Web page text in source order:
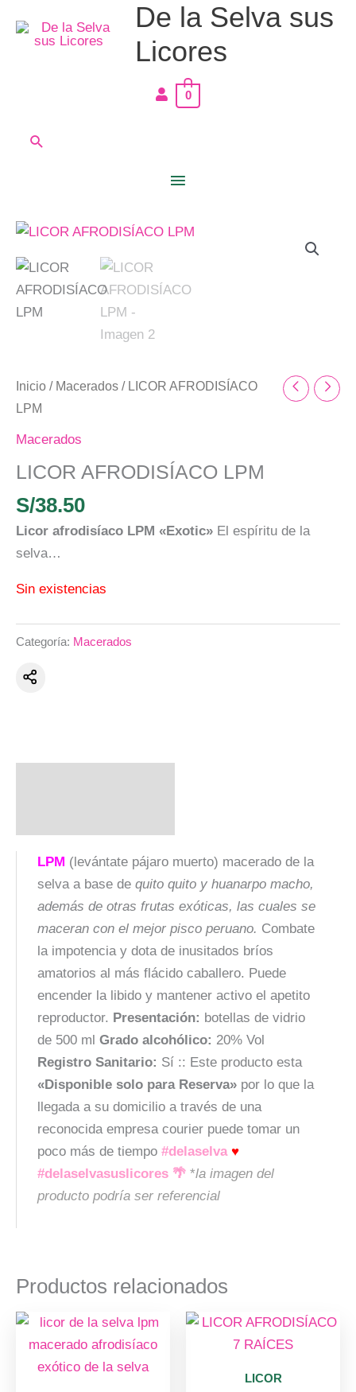
De la Selva sus
Licores
Menú
principal
Buscar
0
Inicio / Macerados / LICOR AFRODISÍACO
LPM
Macerados
LICOR AFRODISÍACO LPM
S/38.50
Licor afrodisíaco LPM «Exotic» El espíritu de la
selva…
Sin existencias
Categoría: Macerados
LPM (levántate pájaro muerto) macerado de la
selva a base de quito quito y huanarpo macho,
además de otras frutas exóticas, las cuales se
maceran con el mejor pisco peruano. Combate
la impotencia y dota de inusitados bríos
amatorios al más flácido caballero. Puede
encender la libido y mantener activo el apetito
reproductor. Presentación: botellas de vidrio
de 500 ml Grado alcohólico: 20% Vol
Registro Sanitario: Sí :: Este producto esta
«Disponible solo para Reserva»por lo que la
llegada a su domicilio a través de una
reconocida empresa courier puede tomar un
poco más de tiempo #delaselva ♥
#delaselvasuslicores 🌴 *la imagen del
producto podría ser referencial
Productos relacionados
LICOR